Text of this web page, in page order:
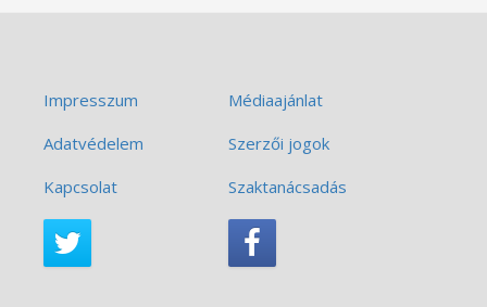
Impresszum
Médiaajánlat
Adatvédelem
Szerzői jogok
Kapcsolat
Szaktanácsadás